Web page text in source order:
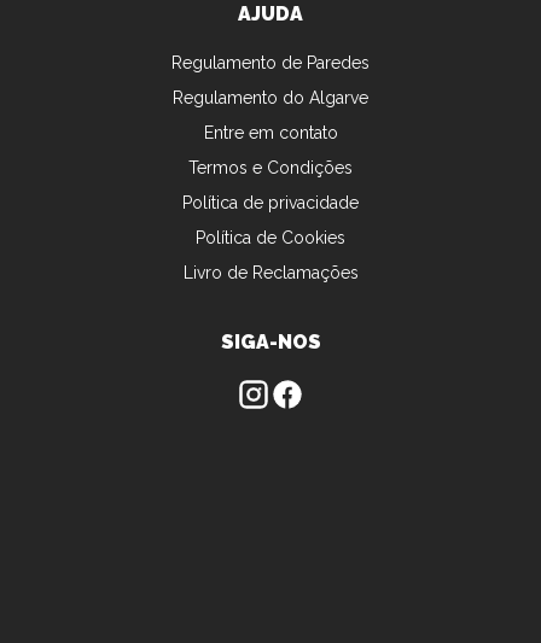
AJUDA
Regulamento de Paredes
Regulamento do Algarve
Entre em contato
Termos e Condições
Política de privacidade
Política de Cookies
Livro de Reclamações
SIGA-NOS